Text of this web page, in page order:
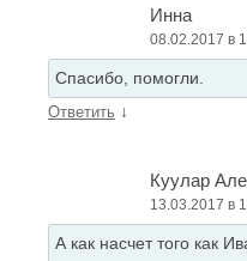
Инна
08.02.2017 в
Спасибо, помогли.
Ответить ↓
Куулар
13.03.2017 в
А как насчет того как